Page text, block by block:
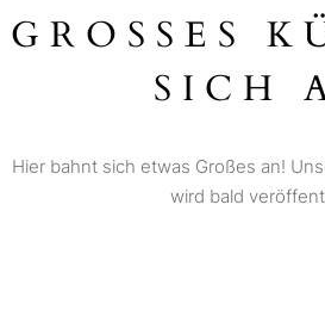
GROSSES
ICH
Hier bahnt sich etwas Großes an!
wird bald